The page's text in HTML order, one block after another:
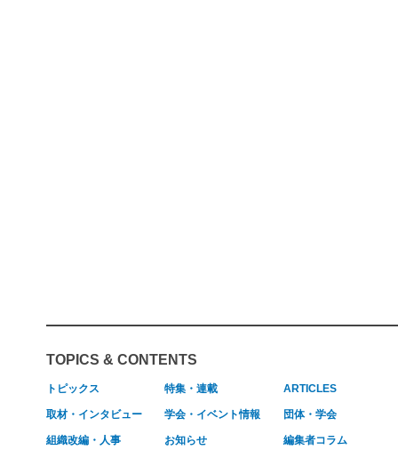
TOPICS & CONTENTS
トピックス 特集・連載 ARTICLES
取材・インタビュー 学会・イベント情報 団体・学会
組織改編・人事 お知らせ 編集者コラム